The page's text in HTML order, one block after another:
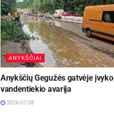
ANYKŠČIAI
Anykščių Gegužės gatvėje įvyko
vandentiekio avarija
2026-07-08